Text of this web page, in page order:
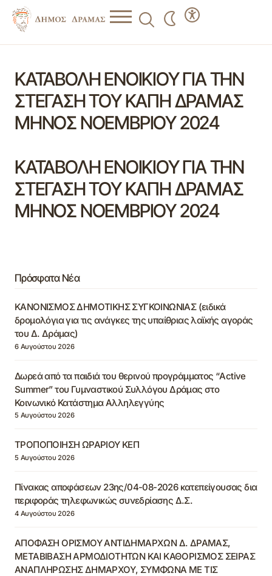
ΚΑΤΑΒΟΛΗ ΕΝΟΙΚΙΟΥ ΓΙΑ ΤΗΝ
ΣΤΕΓΑΣΗ ΤΟΥ ΚΑΠΗ ΔΡΑΜΑΣ
ΜΗΝΟΣ ΝΟΕΜΒΡΙΟΥ 2024
ΚΑΤΑΒΟΛΗ ΕΝΟΙΚΙΟΥ ΓΙΑ ΤΗΝ
ΣΤΕΓΑΣΗ ΤΟΥ ΚΑΠΗ ΔΡΑΜΑΣ
ΜΗΝΟΣ ΝΟΕΜΒΡΙΟΥ 2024
Πρόσφατα Νέα
ΚΑΝΟΝΙΣΜΟΣ ΔΗΜΟΤΙΚΗΣ ΣΥΓΚΟΙΝΩΝΙΑΣ (ειδικά
δρομολόγια για τις ανάγκες της υπαίθριας λαϊκής αγοράς
του Δ. Δράμας)
6 Αυγούστου 2026
Δωρεά από τα παιδιά του θερινού προγράμματος “Active
Summer” του Γυμναστικού Συλλόγου Δράμας στο
Κοινωνικό Κατάστημα Αλληλεγγύης
5 Αυγούστου 2026
ΤΡΟΠΟΠΟΙΗΣΗ ΩΡΑΡΙΟΥ ΚΕΠ
5 Αυγούστου 2026
Πίνακας αποφάσεων 23ης/04-08-2026 κατεπείγουσας δια
περιφοράς τηλεφωνικώς συνεδρίασης Δ.Σ.
4 Αυγούστου 2026
ΑΠΟΦΑΣΗ ΟΡΙΣΜΟΥ ΑΝΤΙΔΗΜΑΡΧΩΝ Δ. ΔΡΑΜΑΣ,
ΜΕΤΑΒΙΒΑΣΗ ΑΡΜΟΔΙΟΤΗΤΩΝ ΚΑΙ ΚΑΘΟΡΙΣΜΟΣ ΣΕΙΡΑΣ
ΑΝΑΠΛΗΡΩΣΗΣ ΔΗΜΑΡΧΟΥ, ΣΥΜΦΩΝΑ ΜΕ ΤΙΣ